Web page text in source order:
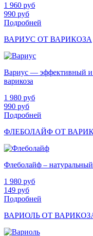
1 960 руб
990 руб
Подробней
ВАРИУС ОТ ВАРИКОЗА
Вариус — эффективный и
варикоза
1 980 руб
990 руб
Подробней
ФЛЕБОЛАЙФ ОТ
Флеболайф – натуральный
1 980 руб
149 руб
Подробней
ВАРИОЛЬ ОТ